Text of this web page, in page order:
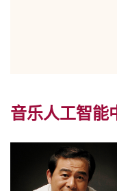
音乐人工智能